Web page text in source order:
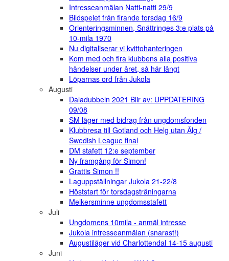
Intresseanmälan Natti-natti 29/9
Bildspelet från firande torsdag 16/9
Orienteringsminnen, Snättringes 3:e plats på
10-mila 1970
Nu digitaliserar vi kvittohanteringen
Kom med och fira klubbens alla positiva
händelser under året, så här långt
Löparnas ord från Jukola
Augusti
Daladubbeln 2021 Blir av: UPPDATERING
09/08
SM läger med bidrag från ungdomsfonden
Klubbresa till Gotland och Helg utan Älg /
Swedish League final
DM stafett 12:e september
Ny framgång för Simon!
Grattis Simon !!
Laguppställningar Jukola 21-22/8
Höststart för torsdagsträningarna
Melkersminne ungdomsstafett
Juli
Ungdomens 10mila - anmäl intresse
Jukola intresseanmälan (snarast!)
Augustiläger vid Charlottendal 14-15 augusti
Juni